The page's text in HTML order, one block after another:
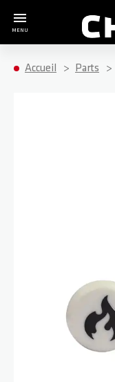
MENU
Accueil Parts